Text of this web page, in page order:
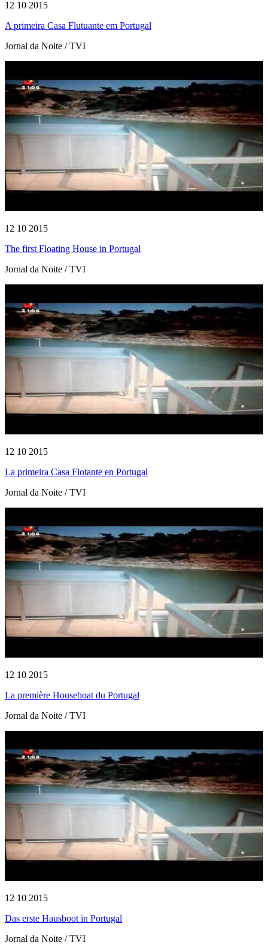
12 10 2015
A primeira Casa Flutuante em Portugal
Jornal da Noite / TVI
12 10 2015
The first Floating House in Portugal
Jornal da Noite / TVI
12 10 2015
La primeira Casa Flotante en Portugal
Jornal da Noite / TVI
12 10 2015
La première Houseboat du Portugal
Jornal da Noite / TVI
12 10 2015
Das erste Hausboot in Portugal
Jornal da Noite / TVI